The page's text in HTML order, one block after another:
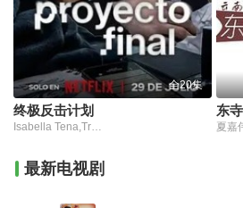
全20集
终极反击计划
Isabella Tena,Tristán Maze,丹尼尔·马丁内斯
最新电视剧